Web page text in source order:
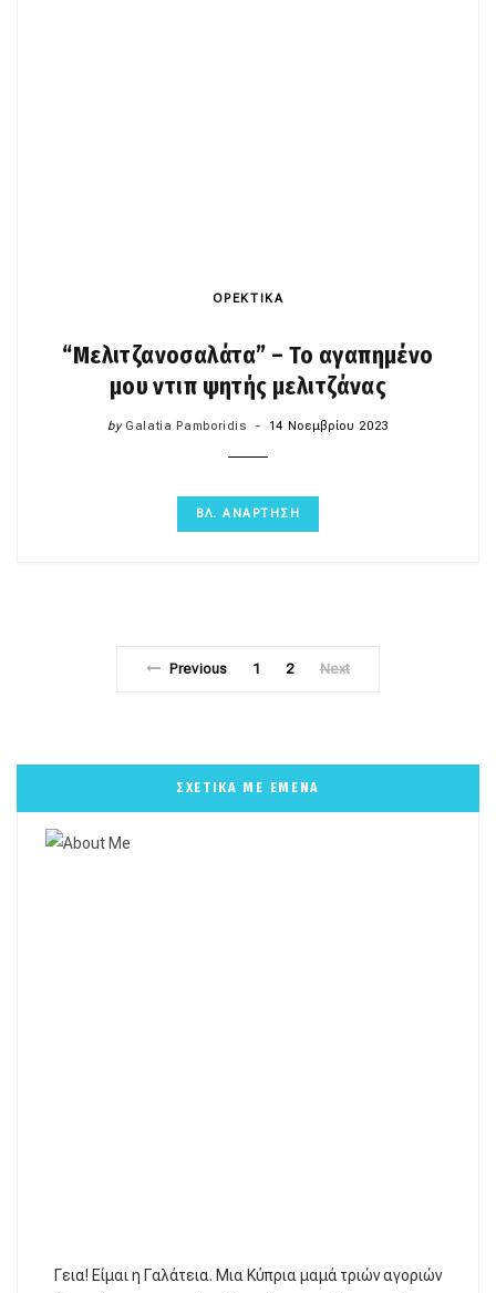
ΟΡΕΚΤΙΚΑ
“Μελιτζανοσαλάτα” – Το αγαπημένο
μου ντιπ ψητής μελιτζάνας
by Galatia Pamboridis 14 Νοεμβρίου 2023
ΒΛ. ΑΝΑΡΤΗΣΗ
Previous 1 2 Next
ΣΧΕΤΙΚΑ ΜΕ ΕΜΕΝΑ
Γεια! Είμαι η Γαλάτεια. Μια Κύπρια μαμά τριών αγοριών